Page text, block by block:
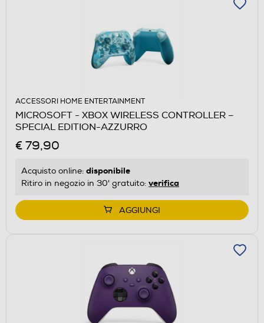
ACCESSORI HOME ENTERTAINMENT
MICROSOFT - XBOX WIRELESS CONTROLLER –
SPECIAL EDITION-AZZURRO
€ 79,90
Acquisto online: disponibile
Ritiro in negozio in 30' gratuito: verifica
AGGIUNGI